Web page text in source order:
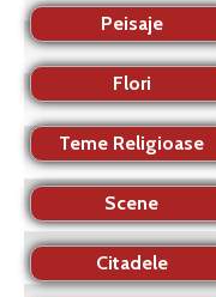
Peisaje
Flori
Teme Religioase
Scene
Citadele